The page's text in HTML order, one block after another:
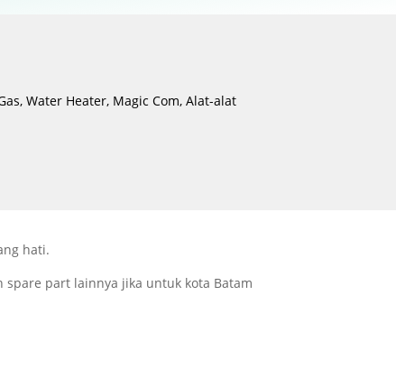
Water Heater, Magic Com, Alat-alat
hati.
spare part lainnya jika untuk kota Batam